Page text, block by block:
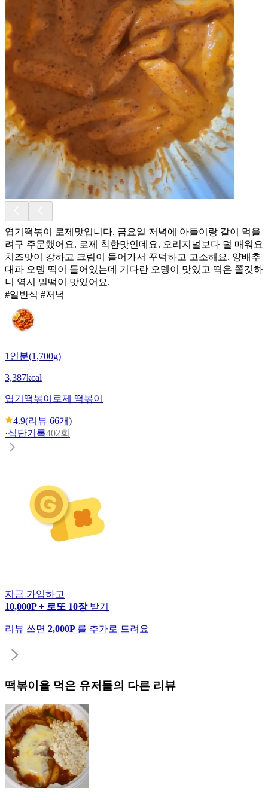
엽기떡볶이 로제맛입니다. 금요일 저녁에 아들이랑 같이 먹을
려구 주문했어요. 로제 착한맛인데요. 오리지널보다 덜 매워요
치즈맛이 강하고 크림이 들어가서 꾸덕하고 고소해요. 양배추
대파 오뎅 떡이 들어있는데 기다란 오뎅이 맛있고 떡은 쫄깃하
니 역시 밀떡이 맛있어요.
#일반식 #저녁
1인분(1,700g)
3,387kcal
엽기떡볶이 로제 떡볶이
4.9(리뷰 66개)
·식단기록402회
지금 가입하고
10,000P + 로또 10장 받기
리뷰 쓰면 2,000P 를 추가로 드려요
떡볶이 을 먹은 유저들의 다른 리뷰